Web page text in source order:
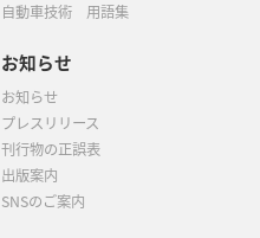
自動車技術 用語集
お知らせ
お知らせ
プレスリリース
刊行物の正誤表
出版案内
SNSのご案内